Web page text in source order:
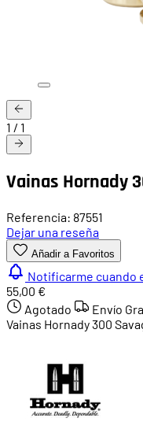
1 / 1
Vainas Hornady
Referencia: 87551
Dejar una reseña
Añadir a Favoritos
Notificarme cuando
55,00 €
Agotado
Envío
Vainas Hornady 300